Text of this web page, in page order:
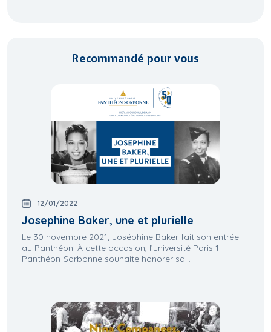
Recommandé pour vous
12/01/2022
Josephine Baker, une et plurielle
Le 30 novembre 2021, Joséphine Baker fait son entrée
au Panthéon. À cette occasion, l’université Paris 1
Panthéon-Sorbonne souhaite honorer sa...